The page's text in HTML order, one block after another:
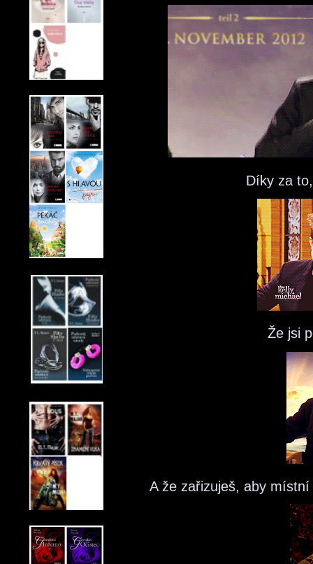
Díky za
Že jsi
A že zařizuješ, aby